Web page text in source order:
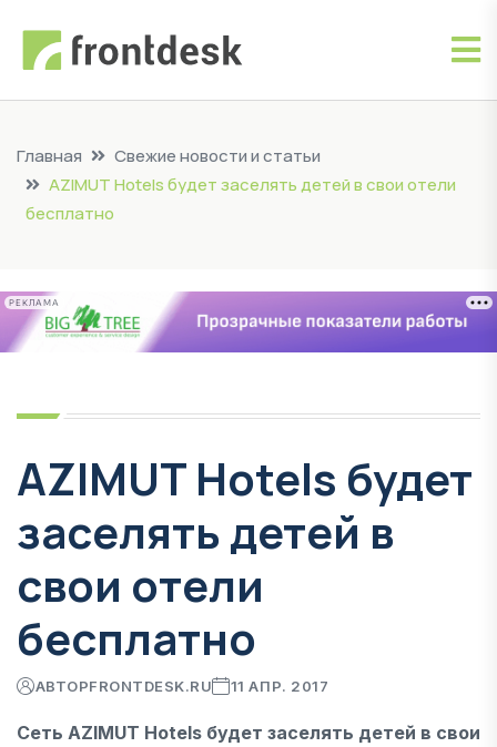
Главная
Свежие новости и статьи
AZIMUT Hotels будет заселять детей в свои отели
бесплатно
РЕКЛАМА
AZIMUT Hotels будет
заселять детей в
свои отели
бесплатно
АВТОРFRONTDESK.RU 11 АПР. 2017
Сеть AZIMUT Hotels будет заселять детей в свои